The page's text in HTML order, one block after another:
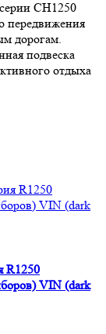
CH1250
передвижения
дорогам.
подвеска
отдыха
R1250
VIN (dark